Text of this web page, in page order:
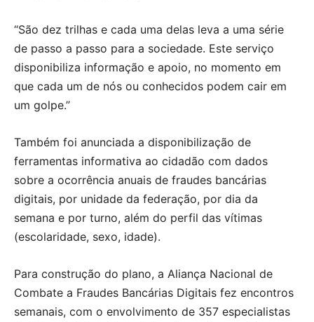
“São dez trilhas e cada uma delas leva a uma série
de passo a passo para a sociedade. Este serviço
disponibiliza informação e apoio, no momento em
que cada um de nós ou conhecidos podem cair em
um golpe.”
Também foi anunciada a disponibilização de
ferramentas informativa ao cidadão com dados
sobre a ocorrência anuais de fraudes bancárias
digitais, por unidade da federação, por dia da
semana e por turno, além do perfil das vítimas
(escolaridade, sexo, idade).
Para construção do plano, a Aliança Nacional de
Combate a Fraudes Bancárias Digitais fez encontros
semanais, com o envolvimento de 357 especialistas